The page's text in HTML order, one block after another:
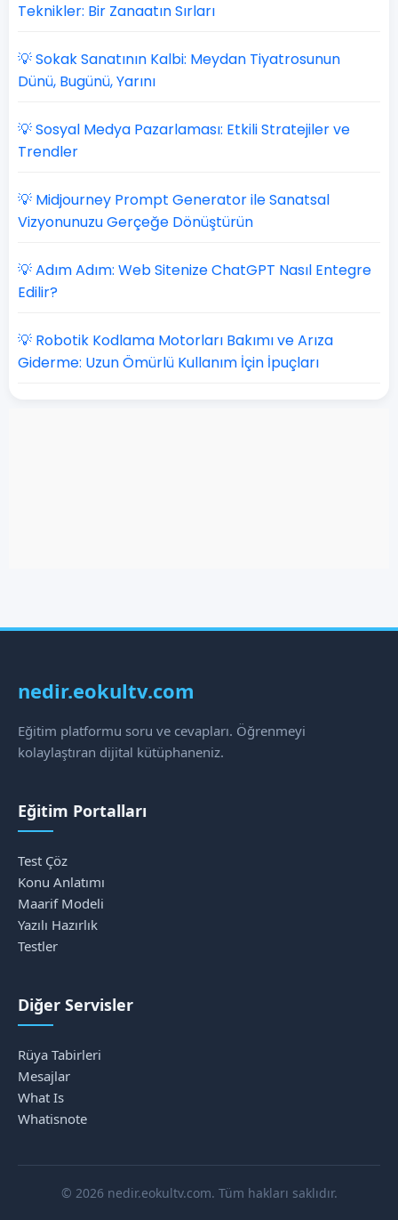
Teknikler: Bir Zanaatın Sırları
💡 Sokak Sanatının Kalbi: Meydan Tiyatrosunun
Dünü, Bugünü, Yarını
💡 Sosyal Medya Pazarlaması: Etkili Stratejiler ve
Trendler
💡 Midjourney Prompt Generator ile Sanatsal
Vizyonunuzu Gerçeğe Dönüştürün
💡 Adım Adım: Web Sitenize ChatGPT Nasıl Entegre
Edilir?
💡 Robotik Kodlama Motorları Bakımı ve Arıza
Giderme: Uzun Ömürlü Kullanım İçin İpuçları
nedir.eokultv.com
Eğitim platformu soru ve cevapları. Öğrenmeyi
kolaylaştıran dijital kütüphaneniz.
Eğitim Portalları
Test Çöz
Konu Anlatımı
Maarif Modeli
Yazılı Hazırlık
Testler
Diğer Servisler
Rüya Tabirleri
Mesajlar
What Is
Whatisnote
© 2026 nedir.eokultv.com. Tüm hakları saklıdır.